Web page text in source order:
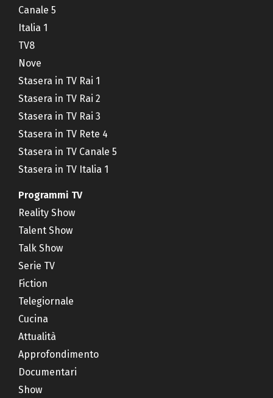
Canale 5
Italia 1
TV8
Nove
Stasera in TV Rai 1
Stasera in TV Rai 2
Stasera in TV Rai 3
Stasera in TV Rete 4
Stasera in TV Canale 5
Stasera in TV Italia 1
Programmi TV
Reality Show
Talent Show
Talk Show
Serie TV
Fiction
Telegiornale
Cucina
Attualità
Approfondimento
Documentari
Show